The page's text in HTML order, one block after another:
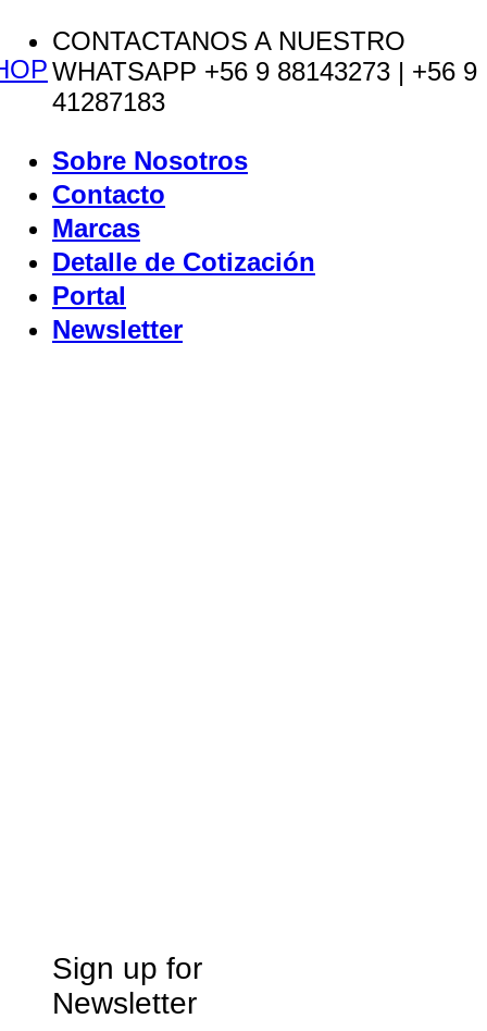
Saltar
al
contenido
CONTACTANOS A NUESTRO
WHATSAPP +56 9 88143273 | +56 9
41287183
Sobre Nosotros
Contacto
Marcas
Detalle de Cotización
Portal
Newsletter
Sign up for
Newsletter